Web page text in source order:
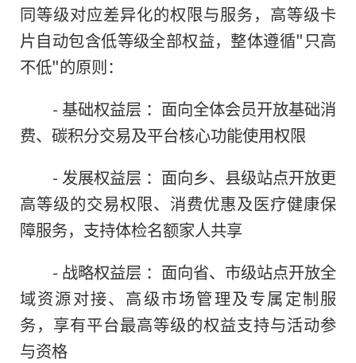
同等级对应差异化的权限与服务，高等级卡
片自动包含低等级全部权益，整体遵循"只高
不低"的原则：
- 基础权益层 ：面向全体会员开放基础消
费、碳积分交易及平台核心功能使用权限
- 发展权益层 ：面向乡、县级站点开放更
高等级的交易权限、消费优惠及医疗健康保
障服务，支持体检名额家人共享
- 战略权益层 ：面向省、市级站点开放全
域资源对接、高级市场管理及专属定制服
务，享有平台最高等级的权益支持与活动参
与资格